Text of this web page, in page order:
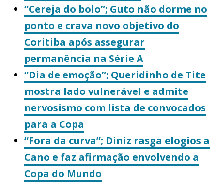
“Cereja do bolo”; Guto não dorme no
ponto e crava novo objetivo do
Coritiba após assegurar
permanência na Série A
“Dia de emoção”; Queridinho de Tite
mostra lado vulnerável e admite
nervosismo com lista de convocados
para a Copa
“Fora da curva”; Diniz rasga elogios a
Cano e faz afirmação envolvendo a
Copa do Mundo